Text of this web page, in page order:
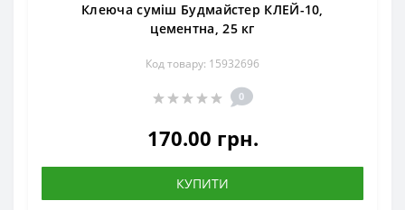
Клеюча суміш Будмайстер КЛЕЙ-10,
цементна, 25 кг
Код товару: 15932696
0
170.00 грн.
КУПИТИ